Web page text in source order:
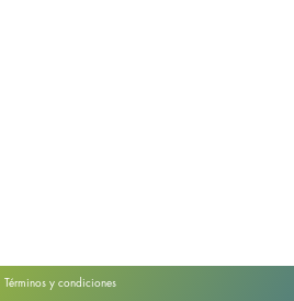
Términos y condiciones